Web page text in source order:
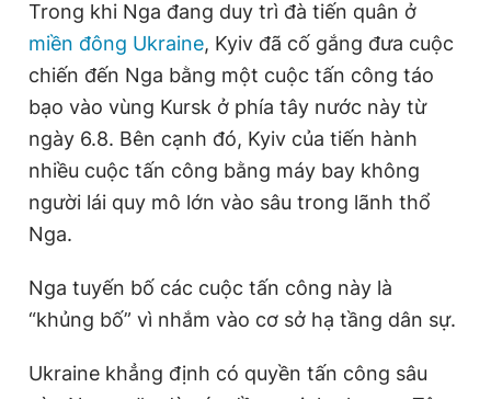
Trong khi Nga đang duy trì đà tiến quân ở
miền đông Ukraine, Kyiv đã cố gắng đưa cuộc
chiến đến Nga bằng một cuộc tấn công táo
bạo vào vùng Kursk ở phía tây nước này từ
ngày 6.8. Bên cạnh đó, Kyiv của tiến hành
nhiều cuộc tấn công bằng máy bay không
người lái quy mô lớn vào sâu trong lãnh thổ
Nga.
Nga tuyến bố các cuộc tấn công này là
“khủng bố” vì nhắm vào cơ sở hạ tầng dân sự.
Ukraine khẳng định có quyền tấn công sâu